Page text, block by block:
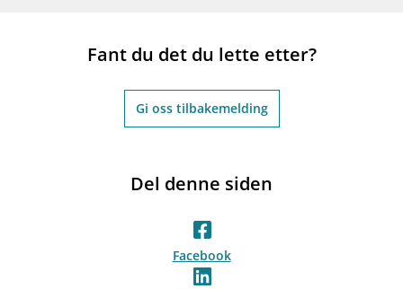
Fant du det du lette etter?
Gi oss tilbakemelding
Del denne siden
Facebook